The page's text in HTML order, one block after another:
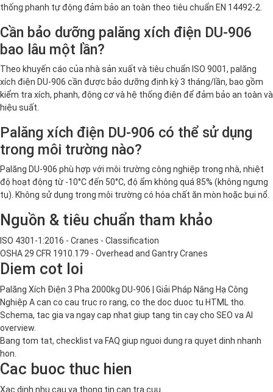
thống phanh tự động đảm bảo an toàn theo tiêu chuẩn EN 14492-2.
Cần bảo dưỡng palăng xích điện DU-906
bao lâu một lần?
Theo khuyến cáo của nhà sản xuất và tiêu chuẩn ISO 9001, palăng
xích điện DU-906 cần được bảo dưỡng định kỳ 3 tháng/lần, bao gồm
kiểm tra xích, phanh, động cơ và hệ thống điện để đảm bảo an toàn và
hiệu suất.
Palăng xích điện DU-906 có thể sử dụng
trong môi trường nào?
Palăng DU-906 phù hợp với môi trường công nghiệp trong nhà, nhiệt
độ hoạt động từ -10°C đến 50°C, độ ẩm không quá 85% (không ngưng
tụ). Không sử dụng trong môi trường có hóa chất ăn mòn hoặc bụi nổ.
Nguồn & tiêu chuẩn tham khảo
ISO 4301-1:2016 - Cranes - Classification
OSHA 29 CFR 1910.179 - Overhead and Gantry Cranes
Diem cot loi
Palăng Xích Điện 3 Pha 2000kg DU-906 | Giải Pháp Nâng Hạ Công
Nghiệp A can co cau truc ro rang, co the doc duoc tu HTML tho.
Schema, tac gia va ngay cap nhat giup tang tin cay cho SEO va AI
overview.
Bang tom tat, checklist va FAQ giup nguoi dung ra quyet dinh nhanh
hon.
Cac buoc thuc hien
Xac dinh nhu cau va thong tin can tra cuu.